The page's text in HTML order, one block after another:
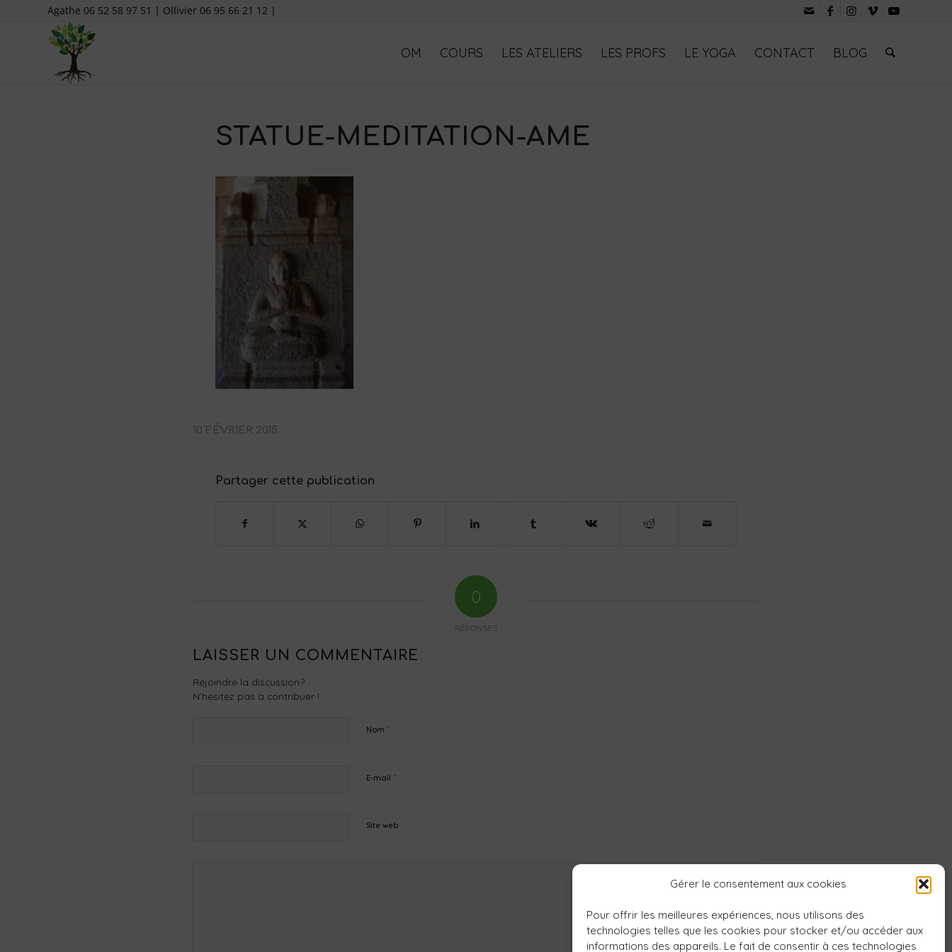
Gérer le consentement aux cookies
Pour offrir les meilleures expériences, nous utilisons des
technologies telles que les cookies pour stocker et/ou accéder aux
informations des appareils. Le fait de consentir à ces technologies
Agathe 06 52 58 97 51 | Ollivier 06 95 66 21 12 |
OM COURS LES ATELIERS LES PROFS LE YOGA CONTACT BLOG
STATUE-MEDITATION-AME
10 FÉVRIER 2015
Partager cette publication
0
RÉPONSES
LAISSER UN COMMENTAIRE
Rejoindre la discussion?
N’hésitez pas à contribuer !
Nom *
E-mail *
Site web